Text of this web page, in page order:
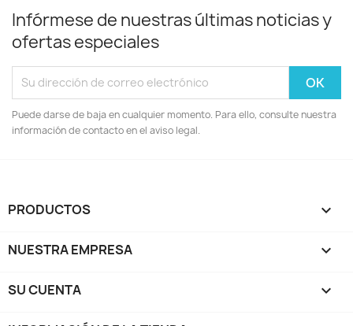
Infórmese de nuestras últimas noticias y
ofertas especiales
Puede darse de baja en cualquier momento. Para ello, consulte nuestra
información de contacto en el aviso legal.
PRODUCTOS 
NUESTRA EMPRESA 
SU CUENTA 